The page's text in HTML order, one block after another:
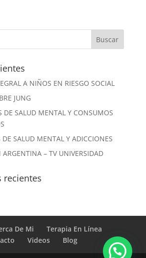
A NIÑOS EN RIESGO SOCIAL
JUNG
DE SALUD MENTAL Y CONSUMOS
DE SALUD MENTAL Y ADICCIONES
ARGENTINA – TV UNIVERSIDAD
recientes
De Mi
Terapia En Línea
Videos Blog